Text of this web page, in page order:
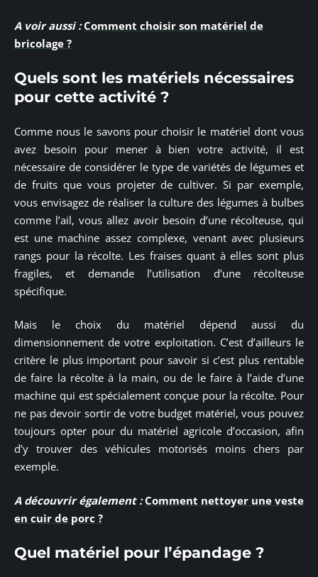
A voir aussi : Comment choisir son matériel de
bricolage ?
Quels sont les matériels nécessaires
pour cette activité ?
Comme nous le savons pour choisir le matériel dont vous
avez besoin pour mener à bien votre activité, il est
nécessaire de considérer le type de variétés de légumes et
de fruits que vous projeter de cultiver. Si par exemple,
vous envisagez de réaliser la culture des légumes à bulbes
comme l’ail, vous allez avoir besoin d’une récolteuse, qui
est une machine assez complexe, venant avec plusieurs
rangs pour la récolte. Les fraises quant à elles sont plus
fragiles, et demande l’utilisation d’une récolteuse
spécifique.
Mais le choix du matériel dépend aussi du
dimensionnement de votre exploitation. C’est d’ailleurs le
critère le plus important pour savoir si c’est plus rentable
de faire la récolte à la main, ou de le faire à l’aide d’une
machine qui est spécialement conçue pour la récolte. Pour
ne pas devoir sortir de votre budget matériel, vous pouvez
toujours opter pour du matériel agricole d’occasion, afin
d’y trouver des véhicules motorisés moins chers par
exemple.
A découvrir également : Comment nettoyer une veste
en cuir de porc ?
Quel matériel pour l’épandage ?